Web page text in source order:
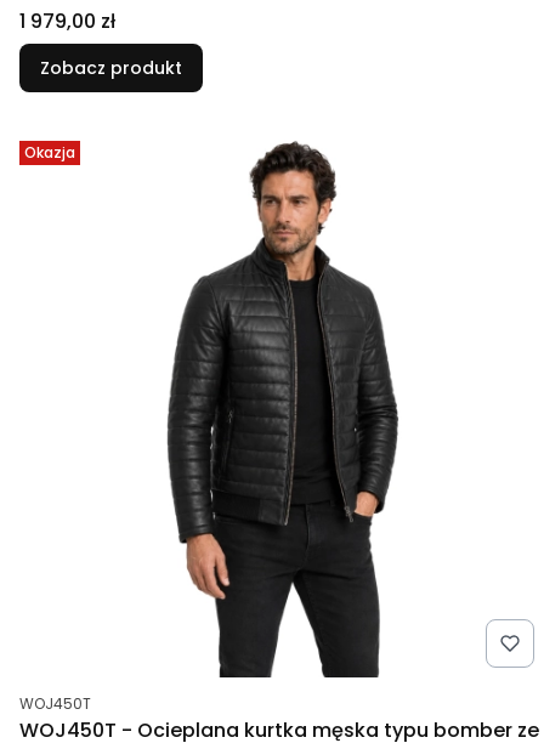
Cena
1 979,00 zł
Zobacz produkt
Okazja
Kod produktu
WOJ450T
WOJ450T - Ocieplana kurtka męska typu bomber ze